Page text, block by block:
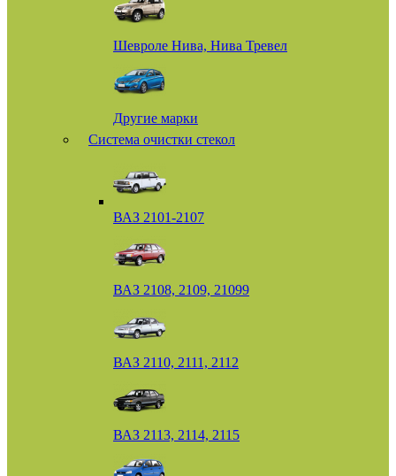
Шевроле Нива, Нива Тревел
Другие марки
Система очистки стекол
ВАЗ 2101-2107
ВАЗ 2108, 2109, 21099
ВАЗ 2110, 2111, 2112
ВАЗ 2113, 2114, 2115